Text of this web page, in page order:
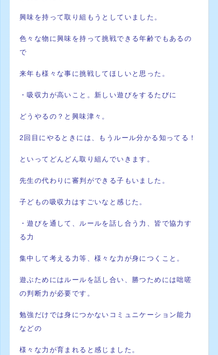
興味を持って取り組 もうとしていました。
色々な物に興味を持って挑戦できる年齢でも あるの
で
来年も様々な事に挑戦してほしいと思った。
・吸収力が高いこと。新しい遊びをするたびに
どうやるの？と興味津々。
2回目にやるときには、もうルール分かる知ってる！
とい ってどんどん取り組んでいきます。
先生の代わりに審判ができる子 もいました。
子どもの吸収力はすごいなと感じた。
・遊びを通して、ルールを話し合う力、皆で協力す
る力
集中して考える力等、様々な力が身につくこと。
遊ぶためにはルールを話し 合い、勝つためには咄嗟
の判断力が必要です。
勉強だけでは身につかないコミュニケーション能力
などの
様々な力が育まれると感じま した。